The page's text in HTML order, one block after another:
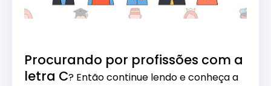
Procurando por profissões com a
letra C? Então continue lendo e conheça a